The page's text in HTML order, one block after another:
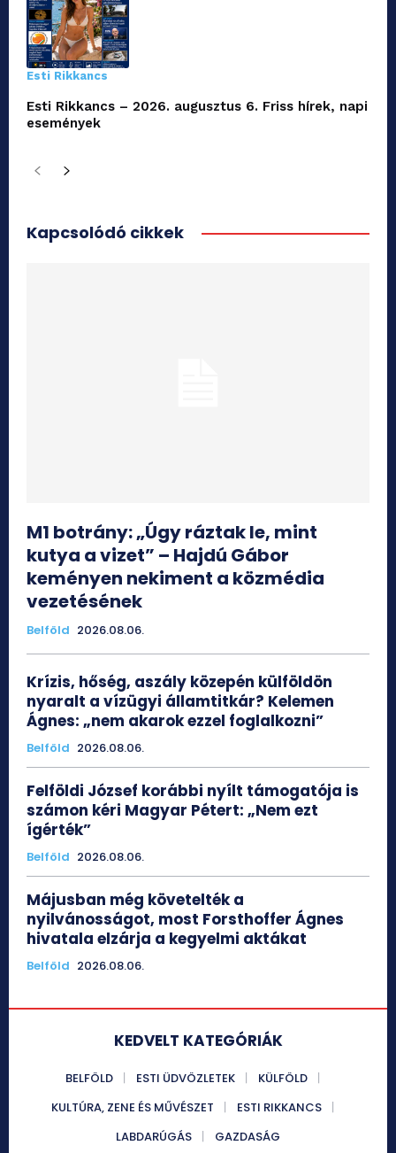
Esti Rikkancs
Esti Rikkancs – 2026. augusztus 6. Friss hírek, napi
események
Kapcsolódó cikkek
M1 botrány: „Úgy ráztak le, mint
kutya a vizet” – Hajdú Gábor
keményen nekiment a közmédia
vezetésének
Belföld 2026.08.06.
Krízis, hőség, aszály közepén külföldön
nyaralt a vízügyi államtitkár? Kelemen
Ágnes: „nem akarok ezzel foglalkozni”
Belföld 2026.08.06.
Felföldi József korábbi nyílt támogatója is
számon kéri Magyar Pétert: „Nem ezt
ígérték”
Belföld 2026.08.06.
Májusban még követelték a
nyilvánosságot, most Forsthoffer Ágnes
hivatala elzárja a kegyelmi aktákat
Belföld 2026.08.06.
KEDVELT KATEGÓRIÁK
BELFÖLD ESTI ÜDVÖZLETEK
KÜLFÖLD
KULTÚRA, ZENE ÉS MŰVÉSZET
ESTI RIKKANCS
LABDARÚGÁS
GAZDASÁG